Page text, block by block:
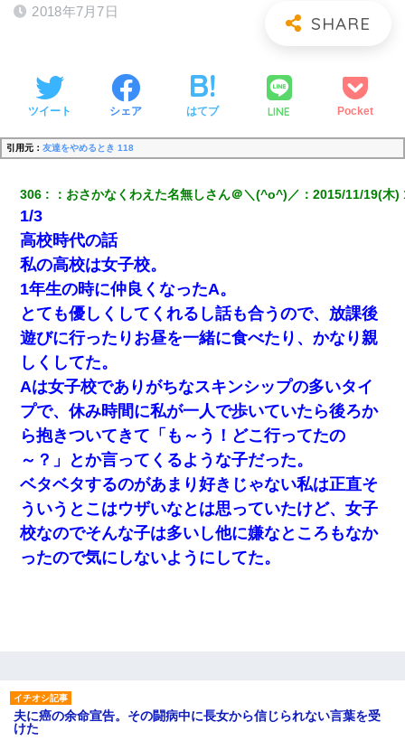
2018年7月7日
ツイート シェア はてブ LINE Pocket
引用元： 友達をやめるとき 118
306 ： おさかなくわえた名無しさん＠＼(^o^)／ ：2015/11/19(木)
1/3
高校時代の話
私の高校は女子校。
1年生の時に仲良くなったA。
とても優しくしてくれるし話も合うので、放課後
遊びに行ったりお昼を一緒に食べたり、かなり親
しくしてた。
Aは女子校でありがちなスキンシップの多いタイ
プで、休み時間に私が一人で歩いていたら後ろか
ら抱きついてきて「も～う！どこ行ってたの
～？」とか言ってくるような子だった。
ベタベタするのがあまり好きじゃない私は正直そ
ういうとこはウザいなとは思っていたけど、女子
校なのでそんな子は多いし他に嫌なところもなか
ったので気にしないようにしてた。
夫に癌の余命宣告。その闘病中に長女から信じられない言葉を受
けた